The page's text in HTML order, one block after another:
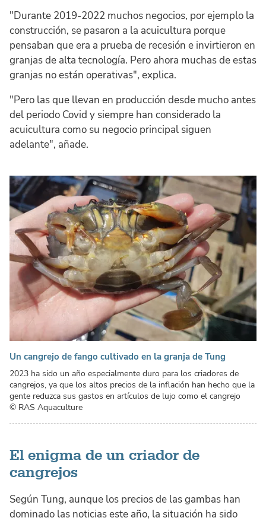
"Durante 2019-2022 muchos negocios, por ejemplo la
construcción, se pasaron a la acuicultura porque
pensaban que era a prueba de recesión e invirtieron en
granjas de alta tecnología. Pero ahora muchas de estas
granjas no están operativas", explica.
"Pero las que llevan en producción desde mucho antes
del periodo Covid y siempre han considerado la
acuicultura como su negocio principal siguen
adelante", añade.
Un cangrejo de fango cultivado en la granja de Tung
2023 ha sido un año especialmente duro para los criadores de
cangrejos, ya que los altos precios de la inflación han hecho que la
gente reduzca sus gastos en artículos de lujo como el cangrejo
© RAS Aquaculture
El enigma de un criador de
cangrejos
Según Tung, aunque los precios de las gambas han
dominado las noticias este año, la situación ha sido